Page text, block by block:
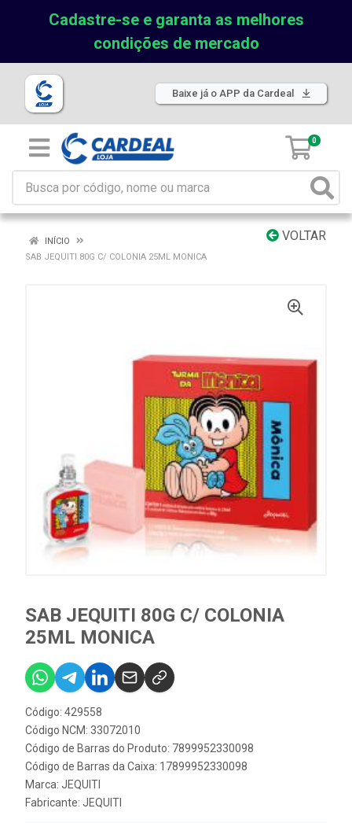
Cadastre-se e garanta as melhores
condições de mercado
Baixe já o APP da Cardeal
0
VOLTAR
INÍCIO
SAB JEQUITI 80G C/ COLONIA 25ML MONICA
SAB JEQUITI 80G C/ COLONIA
25ML MONICA
Código: 429558
Código NCM: 33072010
Código de Barras do Produto: 7899952330098
Código de Barras da Caixa: 17899952330098
Marca: JEQUITI
Fabricante: JEQUITI